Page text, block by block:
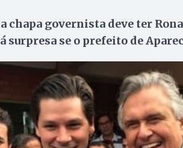
chapa governista deve ter
surpresa se o prefeito de